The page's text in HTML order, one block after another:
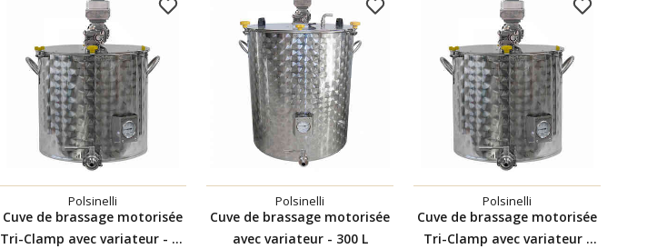
Polsinelli
Cuve de brassage motorisée
Tri-Clamp avec variateur - 35
Polsinelli
Cuve de brassage motorisée
avec variateur - 300 L
Polsinelli
Cuve de brassage motorisée
Tri-Clamp avec variateur -